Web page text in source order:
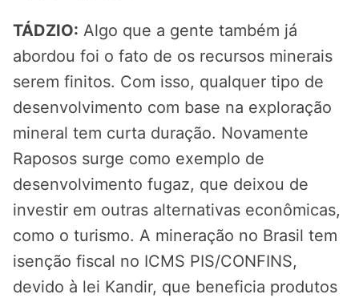
TÁDZIO: Algo que a gente também já
abordou foi o fato de os recursos minerais
serem finitos. Com isso, qualquer tipo de
desenvolvimento com base na exploração
mineral tem curta duração. Novamente
Raposos surge como exemplo de
desenvolvimento fugaz, que deixou de
investir em outras alternativas econômicas,
como o turismo. A mineração no Brasil tem
isenção fiscal no ICMS PIS/CONFINS,
devido à lei Kandir, que beneficia produtos